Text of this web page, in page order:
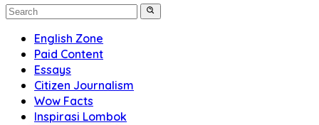
English Zone
Paid Content
Essays
Citizen Journalism
Wow Facts
Inspirasi Lombok